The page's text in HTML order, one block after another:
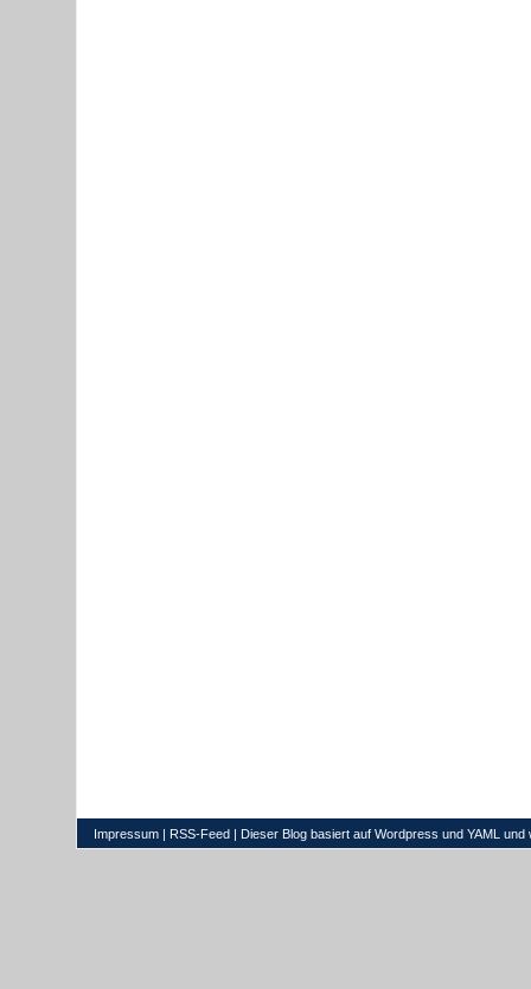
Impressum | RSS-Feed | Dieser Blog basiert auf Wordpress und YAML und